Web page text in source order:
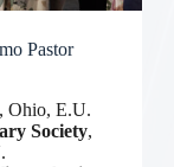
Pastor
Ohio, E.U.
Society,